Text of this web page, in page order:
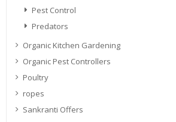
Pest Control
Predators
Organic Kitchen Gardening
Organic Pest Controllers
Poultry
ropes
Sankranti Offers